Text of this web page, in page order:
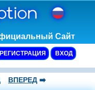
Сайт
РЕГИСТРАЦИЯ ВХОД
ВПЕРЕД ➡️